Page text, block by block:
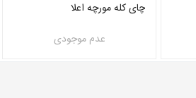
چای کله مورچه اعلا
عدم موجودی